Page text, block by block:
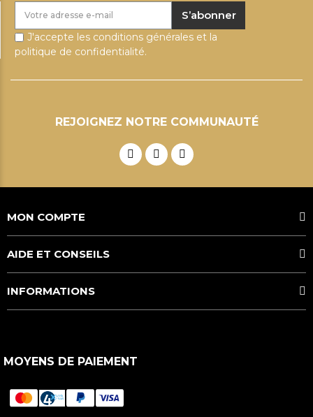
S’abonner
J'accepte les conditions générales et la
politique de confidentialité.
REJOIGNEZ NOTRE COMMUNAUTÉ
MON COMPTE
AIDE ET CONSEILS
INFORMATIONS
MOYENS DE PAIEMENT